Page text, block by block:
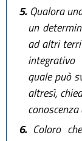
5.Qualora
un
ad altri
quale può
altresì,
6.Coloro